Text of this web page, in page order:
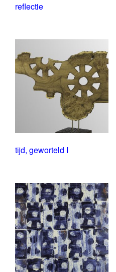
reflectie
tijd, geworteld I